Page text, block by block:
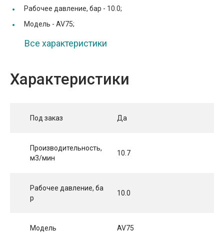
Рабочее давление, бар - 10.0;
Модель - AV75;
Все характеристики
Характеристики
Под заказ Да
Производительность,
м3/мин
10.7
Рабочее давление, ба
р
10.0
Модель AV75